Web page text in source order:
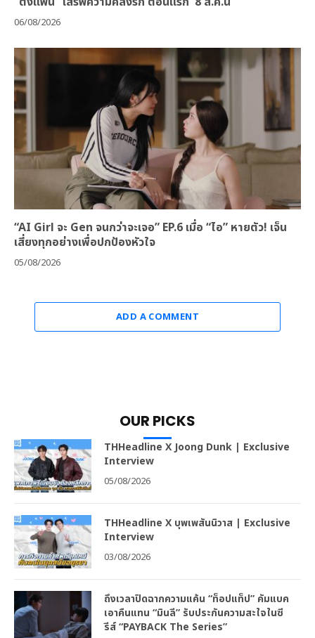
06/08/2026
“AI Girl จะ Gen จนกว่าจะเจอ” EP.6 เมื่อ “ไอ” หายตัว! เจ็น
เสี่ยงทุกอย่างเพื่อปกป้องหัวใจ
05/08/2026
ADD A COMMENT
OUR PICKS
THHeadline X Joong Dunk | Exclusive
Interview
05/08/2026
THHeadline X บุพเพสันนิวาส | Exclusive
Interview
03/08/2026
ถึงเวลาปิดฉากความแค้น “ท็อปแท็ป” คัมแบค
เอาคืนแทน “มินลี” รับประกันความสะใจในซี
รีส์ “PAYBACK The Series”